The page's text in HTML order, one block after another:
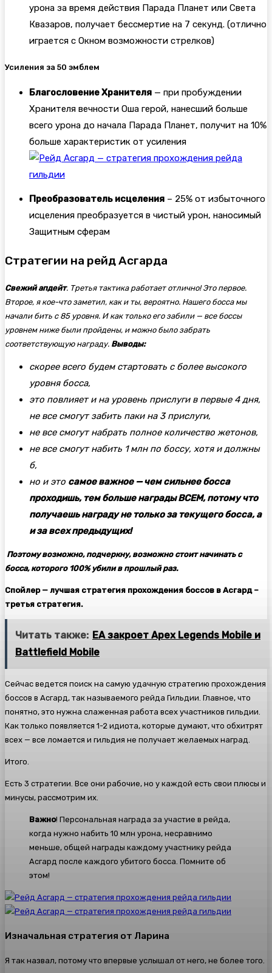
урона за время действия Парада Планет или Света
Квазаров, получает бессмертие на 7 секунд. (отлично
играется с Окном возможности стрелков)
Усиления за 50 эмблем
Благословение Хранителя — при пробуждении
Хранителя вечности Оша герой, нанесший больше
всего урона до начала Парада Планет, получит на 10%
больше характеристик от усиления
Преобразователь исцеления – 25% от избыточного
исцеления преобразуется в чистый урон, наносимый
Защитным сферам
Стратегии на рейд Асгарда
Свежий апдейт. Третья тактика работает отлично! Это первое.
Второе, я кое-что заметил, как и ты, вероятно. Нашего босса мы
начали бить с 85 уровня. И как только его забили — все боссы
уровнем ниже были пройдены, и можно было забрать
соответствующую награду. Выводы:
скорее всего будем стартовать с более высокого
уровня босса,
это повлияет и на уровень прислуги в первые 4 дня,
не все смогут забить паки на 3 прислуги,
не все смогут набрать полное количество жетонов,
не все смогут набить 1 млн по боссу, хотя и должны
б,
но и это самое важное — чем сильнее босса
проходишь, тем больше награды ВСЕМ, потому что
получаешь награду не только за текущего босса, а
и за всех предыдущих!
Поэтому возможно, подчеркну, возможно стоит начинать с
босса, которого 100% убили в прошлый раз.
Спойлер — лучшая стратегия прохождения боссов в Асгард –
третья стратегия.
Читать также: EA закроет Apex Legends Mobile и
Battlefield Mobile
Сейчас ведется поиск на самую удачную стратегию прохождения
боссов в Асгард, так называемого рейда Гильдии. Главное, что
понятно, это нужна слаженная работа всех участников гильдии.
Как только появляется 1-2 идиота, которые думают, что обхитрят
всех — все ломается и гильдия не получает желаемых наград.
Итого.
Есть 3 стратегии. Все они рабочие, но у каждой есть свои плюсы и
минусы, рассмотрим их.
Важно! Персональная награда за участие в рейда,
когда нужно набить 10 млн урона, несравнимо
меньше, общей награды каждому участнику рейда
Асгард после каждого убитого босса. Помните об
этом!
Изначальная стратегия от Ларина
Я так назвал, потому что впервые услышал от него, не более того.